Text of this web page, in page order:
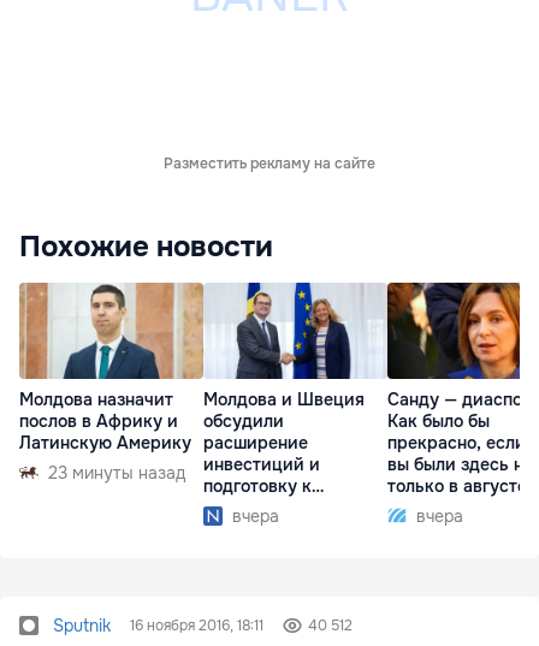
Разместить рекламу на сайте
Похожие новости
Молдова назначит
послов в Африку и
Латинскую Америку
23 минуты назад
Молдова и Швеция
обсудили
расширение
инвестиций и
подготовку к
отопительному
сезону
вчера
Санду —
Как было бы
прекрасно, если
вы были здесь не
только в августе
вчера
Sputnik 16 ноября 2016, 18:11 40 512